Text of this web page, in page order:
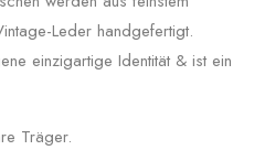
Leder handgefertigt.
einzigartige Identität & ist ein
Träger.